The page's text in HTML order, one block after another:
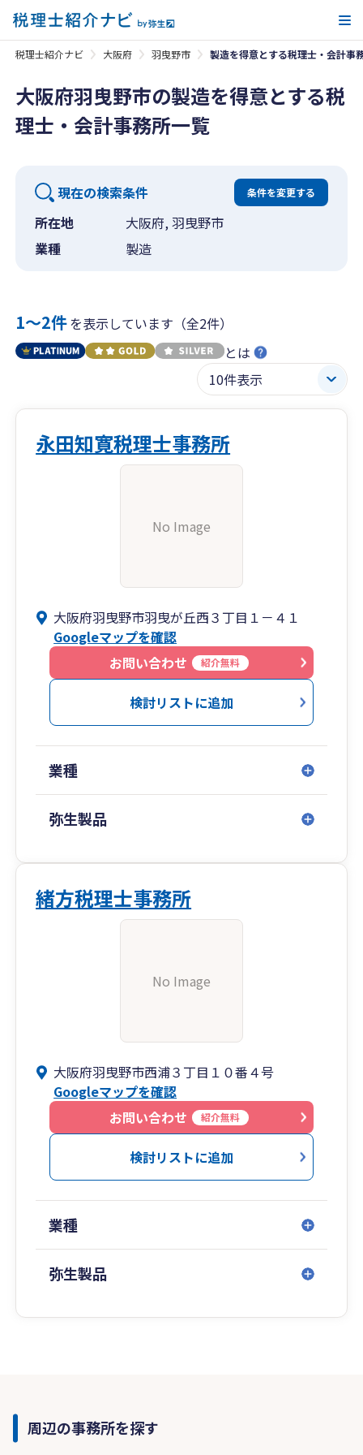
税理士紹介ナビ 大阪府 羽曳野市 製造を得意とする税理士・会計事
大阪府羽曳野市の製造を得意とする税
理士・会計事務所一覧
現在の検索条件 条件を変更する
所在地
大阪府, 羽曳野市
業種
製造
1〜2件を表示しています（全2件）
とは
永田知寛税理士事務所
No Image
大阪府羽曳野市羽曳が丘西３丁目１－４１
Googleマップを確認
お問い合わせ
紹介無料
検討リストに追加
業種
弥生製品
緒方税理士事務所
No Image
大阪府羽曳野市西浦３丁目１０番４号
Googleマップを確認
お問い合わせ
紹介無料
検討リストに追加
業種
弥生製品
周辺の事務所を探す